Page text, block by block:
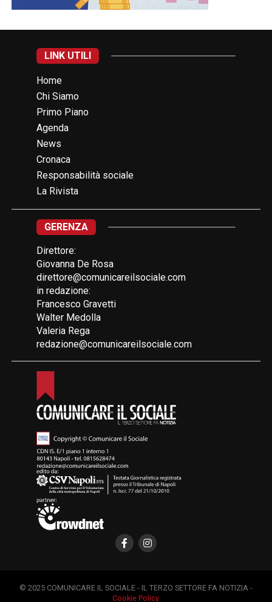
LINK UTILI
Home
Chi Siamo
Primo Piano
Agenda
News
Cronaca
Responsabilità sociale
La Rivista
GERENZA
Direttore:
Giovanna De Rosa
direttore@comunicareilsociale.com
in redazione:
Francesco Gravetti
Walter Medolla
Valeria Rega
redazione@comunicareilsociale.com
© 2025 COMUNICARE IL SOCIALE - IL TERZO SETTORE FA NOTIZIA -
Cookie Policy